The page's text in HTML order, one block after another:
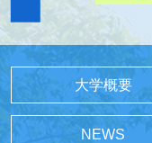
大学概要
NEWS